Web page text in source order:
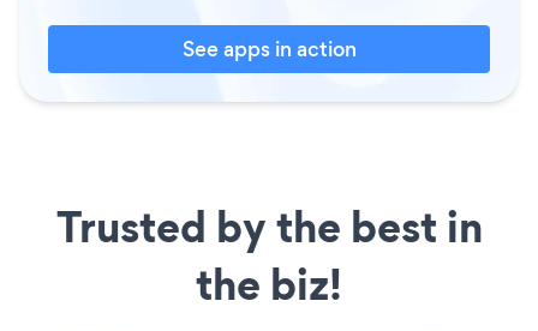
See apps in action
Trusted by the best in
the biz!